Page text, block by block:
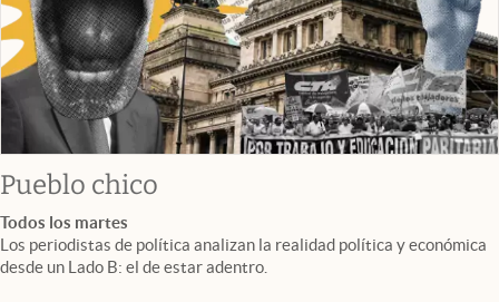
Pueblo chico
Todos los martes
Los periodistas de política analizan la realidad política y económica
desde un Lado B: el de estar adentro.